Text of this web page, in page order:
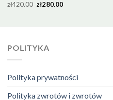
zł420.00 zł280.00
POLITYKA
Polityka prywatności
Polityka zwrotów i zwrotów